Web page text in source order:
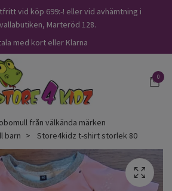
vid köp 699:-! eller vid avhämtning i
Marteröd 128.
med kort eller Klarna
0
från välkända märken
barn
Store4kidz t-shirt storlek 80